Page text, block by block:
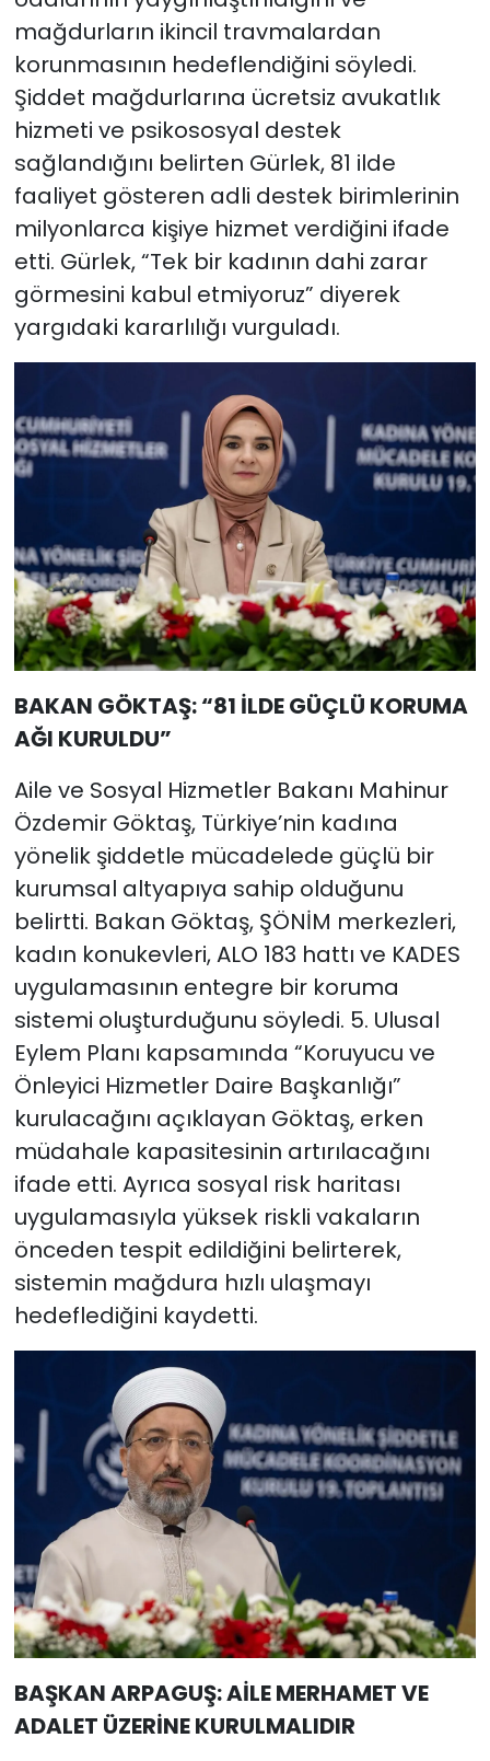
mağdurların ikincil travmalardan
korunmasının hedeflendiğini söyledi.
Şiddet mağdurlarına ücretsiz avukatlık
hizmeti ve psikososyal destek
sağlandığını belirten Gürlek, 81 ilde
faaliyet gösteren adli destek birimlerinin
milyonlarca kişiye hizmet verdiğini ifade
etti. Gürlek, “Tek bir kadının dahi zarar
görmesini kabul etmiyoruz” diyerek
yargıdaki kararlılığı vurguladı.
BAKAN GÖKTAŞ: “81 İLDE GÜÇLÜ KORUMA
AĞI KURULDU”
Aile ve Sosyal Hizmetler Bakanı Mahinur
Özdemir Göktaş, Türkiye’nin kadına
yönelik şiddetle mücadelede güçlü bir
kurumsal altyapıya sahip olduğunu
belirtti. Bakan Göktaş, ŞÖNİM merkezleri,
kadın konukevleri, ALO 183 hattı ve KADES
uygulamasının entegre bir koruma
sistemi oluşturduğunu söyledi. 5. Ulusal
Eylem Planı kapsamında “Koruyucu ve
Önleyici Hizmetler Daire Başkanlığı”
kurulacağını açıklayan Göktaş, erken
müdahale kapasitesinin artırılacağını
ifade etti. Ayrıca sosyal risk haritası
uygulamasıyla yüksek riskli vakaların
önceden tespit edildiğini belirterek,
sistemin mağdura hızlı ulaşmayı
hedeflediğini kaydetti.
BAŞKAN ARPAGUŞ: AİLE MERHAMET VE
ADALET ÜZERİNE KURULMALIDIR